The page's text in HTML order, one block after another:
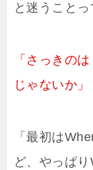
と迷うことっ
「さっきの
じゃないか」
「最初は
ど、やっぱり